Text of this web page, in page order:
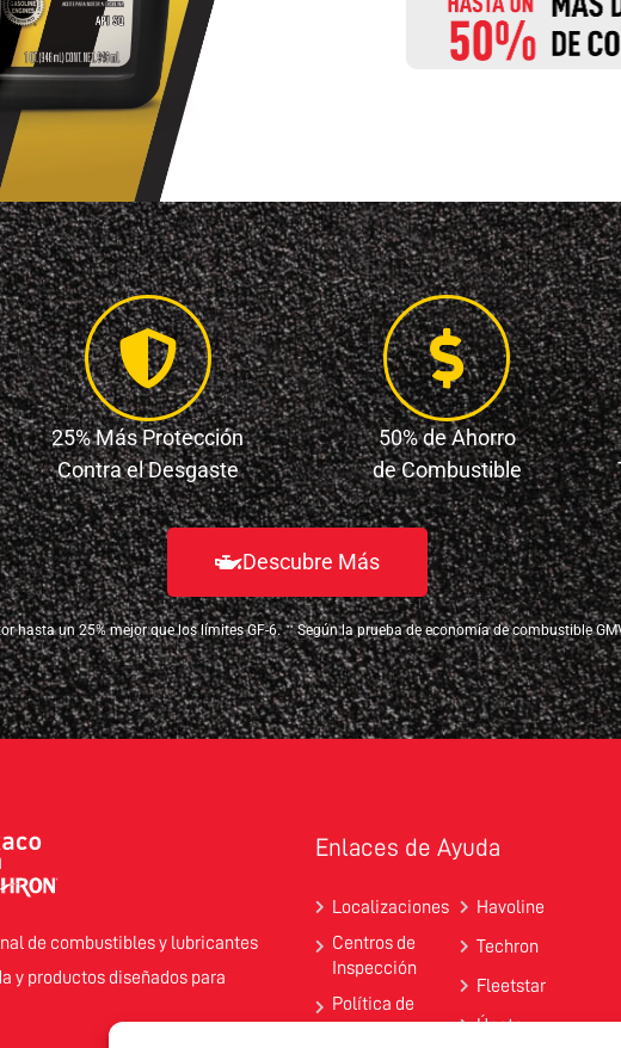
25% Más Protección
Contra el Desgaste
50% de Ahorro
de Combustible
Descubre Más
hasta un 25% mejor que los límites GF-6. **Según la prueba de economía de combustible
de combustibles y lubricantes
y productos diseñados para
Enlaces de Ayuda
Localizaciones
Centros de
Inspección
Política de
Havoline
Techron
Fleetstar
Únete